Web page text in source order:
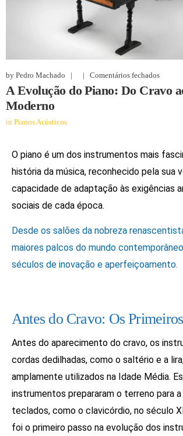
by Pedro Machado | | Comentários fechados
A Evolução do Piano: Do Cravo
Moderno
in Pianos Acústicos
O piano é um dos instrumentos mais
história da música, reconhecido pela sua
capacidade de adaptação às exigências
sociais de cada época.
Desde os salões da nobreza
maiores palcos do mundo
séculos de inovação e aperfeiçoamento.
Antes do Cravo: Os
Antes do aparecimento do cravo, os
cordas dedilhadas, como o saltério e a
amplamente utilizados na Idade Média.
instrumentos prepararam o terreno para
teclados, como o clavicórdio, no século
foi o primeiro passo na evolução dos